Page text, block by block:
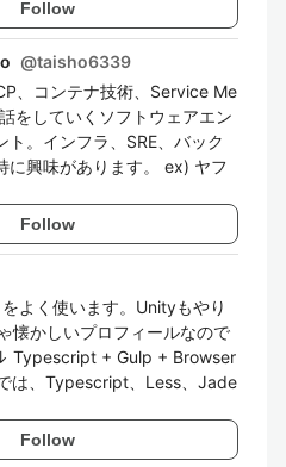
Follow
@taisho6339
、コンテナ技術、Service Me
をしていくソフトウェアエン
ト。インフラ、SRE、バック
に興味があります。 ex) ヤフ
Follow
よく使います。Unityもやり
懐かしいプロフィールなので
Typescript + Gulp + Browser
は、Typescript、Less、Jade
Follow